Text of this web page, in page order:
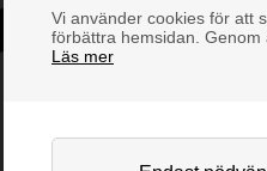
Vi använder cookies för att
förbättra hemsidan. Genom
Läs mer